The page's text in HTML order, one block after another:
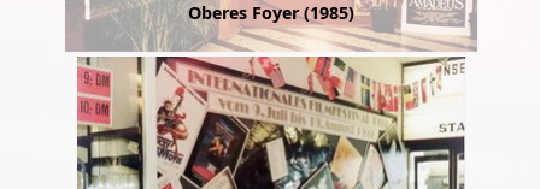
Oberes Foyer (1985)